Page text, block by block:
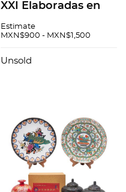
XXI Elaboradas en
materiales Modelos
Detalles de
Estimate
MXN$900 - MXN$1,500
Unsold